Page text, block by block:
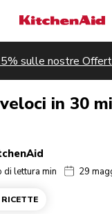
sulle nostre
in 30
di lettura min 29